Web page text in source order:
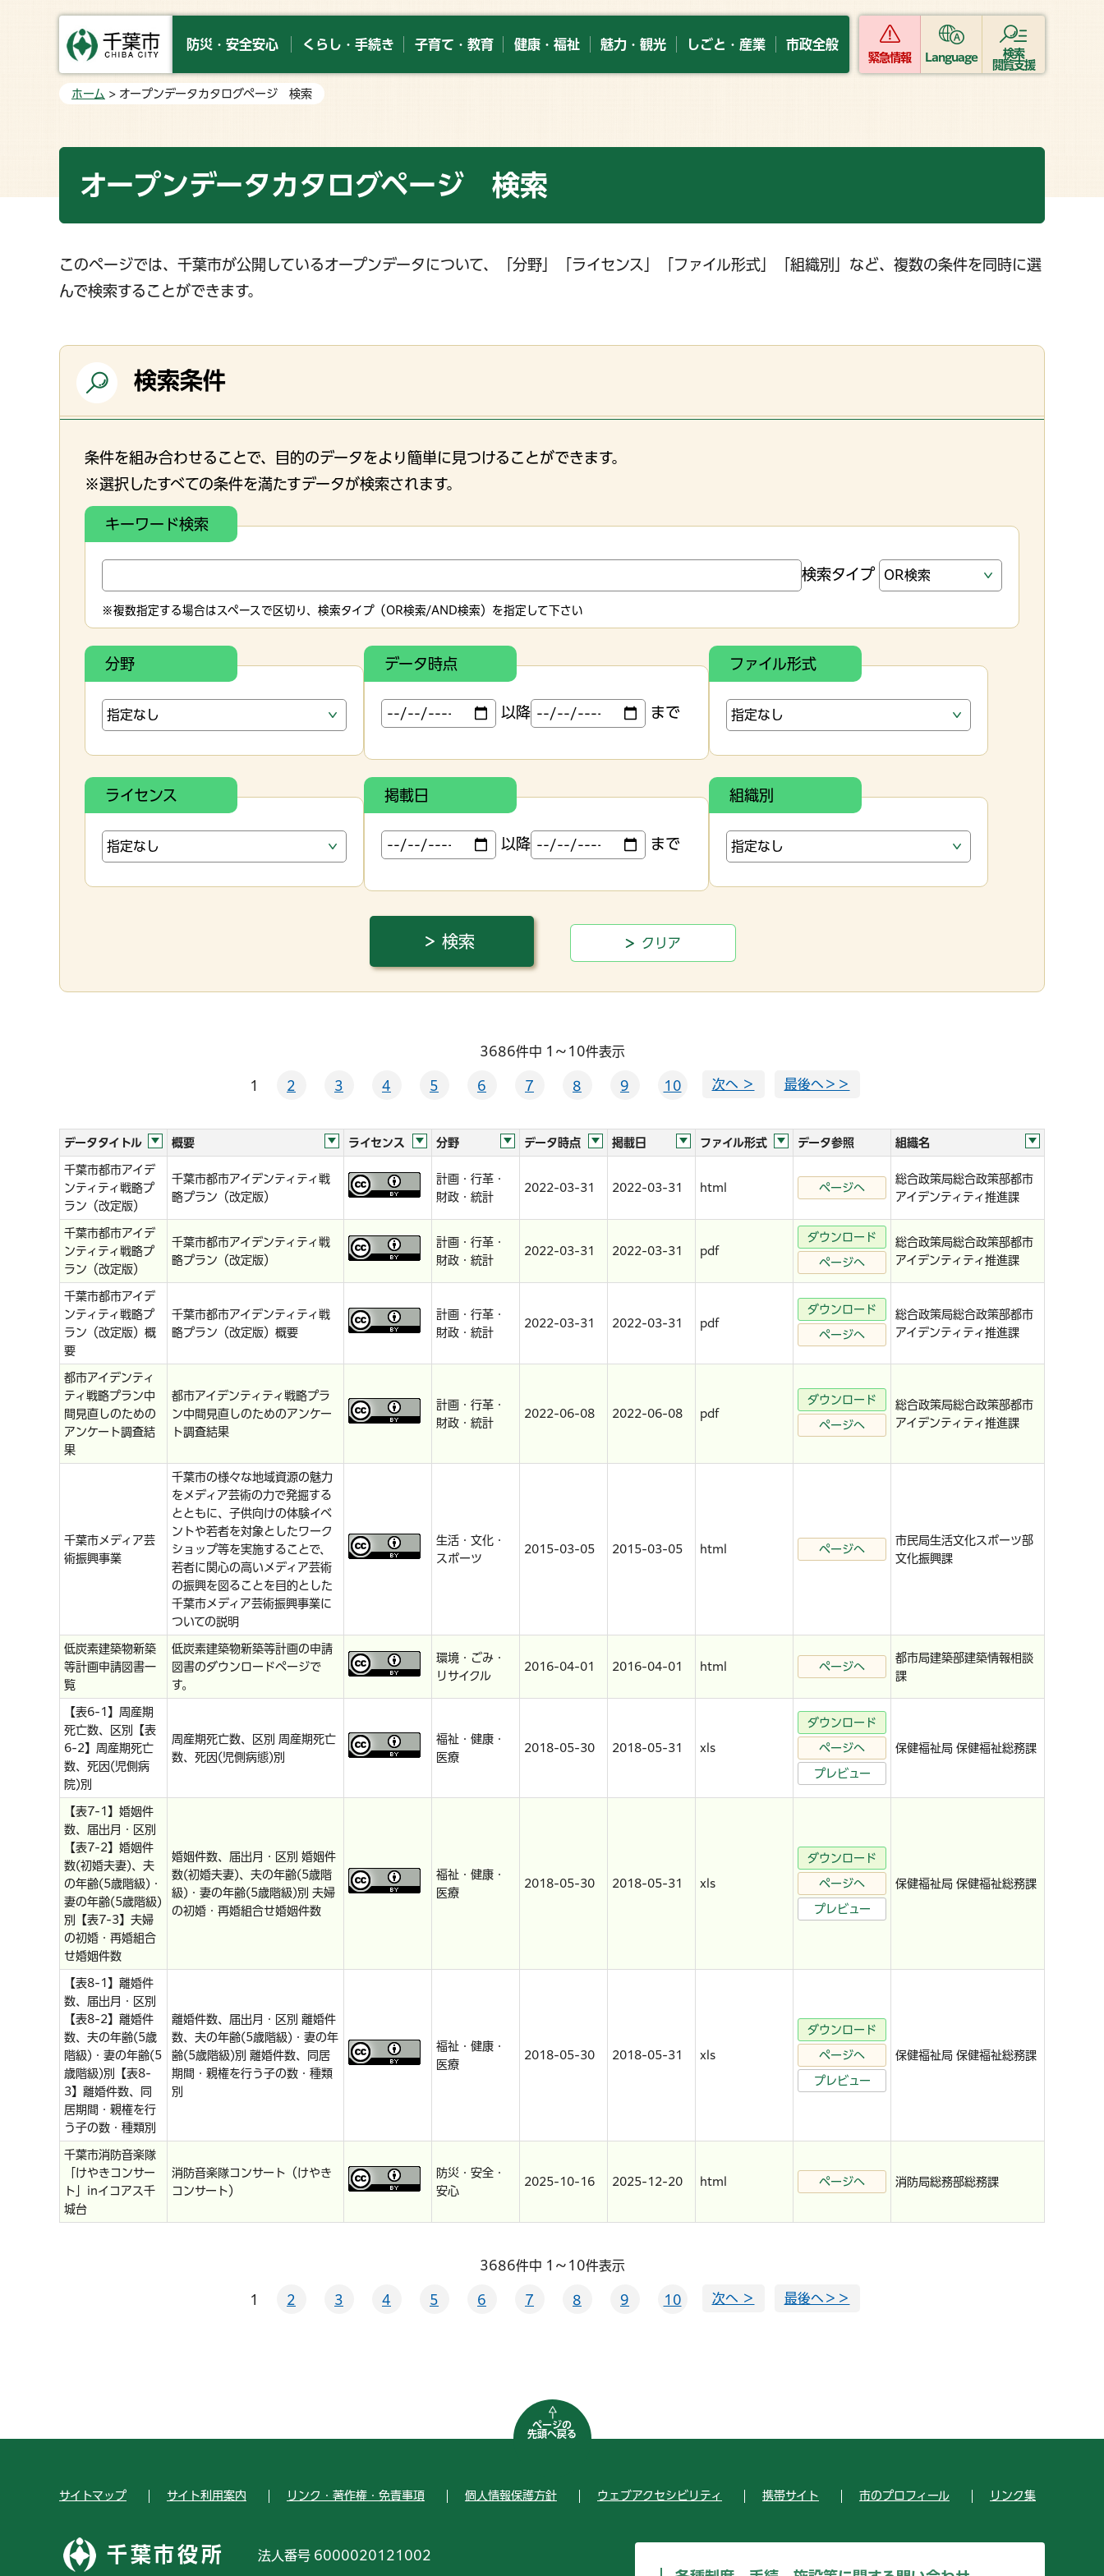
防災・安全安心 くらし・手続き 子育て・教育 健康・福祉 魅力・観光 しごと・産業 市政全般
緊急情報 Language
検索
閲覧支援
ホーム > オープンデータカタログページ 検索
オープンデータカタログページ 検索
このページでは、千葉市が公開しているオープンデータについて、「分野」「ライセンス」「ファイル形式」「組織別」など、複数の条件を同時に選
んで検索することができます。
検索条件
条件を組み合わせることで、目的のデータをより簡単に見つけることができます。
※選択したすべての条件を満たすデータが検索されます。
キーワード検索
検索タイプ
※複数指定する場合はスペースで区切り、検索タイプ（OR検索/AND検索）を指定して下さい
分野 データ時点
以降 まで
ファイル形式
ライセンス 掲載日
以降 まで
組織別
3686件中 1～10件表示
1 2 3 4 5 6 7 8 9 10 次へ ＞ 最後へ＞＞
データタイトル 概要 ライセンス 分野 データ時点 掲載日 ファイル形式 データ参照 組織名
千葉市都市アイデ
ンティティ戦略プ
ラン（改定版）
千葉市都市アイデンティティ戦
略プラン（改定版）
計画・行革・
財政・統計
2022-03-31 2022-03-31 html ページへ
総合政策局総合政策部都市
アイデンティティ推進課
千葉市都市アイデ
ンティティ戦略プ
ラン（改定版）
千葉市都市アイデンティティ戦
略プラン（改定版）
計画・行革・
財政・統計
2022-03-31 2022-03-31 pdf
ダウンロード
ページへ
総合政策局総合政策部都市
アイデンティティ推進課
千葉市都市アイデ
ンティティ戦略プ
ラン（改定版）概
要
千葉市都市アイデンティティ戦
略プラン（改定版）概要
計画・行革・
財政・統計
2022-03-31 2022-03-31 pdf
ダウンロード
ページへ
総合政策局総合政策部都市
アイデンティティ推進課
都市アイデンティ
ティ戦略プラン中
間見直しのための
アンケート調査結
果
都市アイデンティティ戦略プラ
ン中間見直しのためのアンケー
ト調査結果
計画・行革・
財政・統計
2022-06-08 2022-06-08 pdf
ダウンロード
ページへ
総合政策局総合政策部都市
アイデンティティ推進課
千葉市メディア芸
術振興事業
千葉市の様々な地域資源の魅力
をメディア芸術の力で発掘する
とともに、子供向けの体験イベ
ントや若者を対象としたワーク
ショップ等を実施することで、
若者に関心の高いメディア芸術
の振興を図ることを目的とした
千葉市メディア芸術振興事業に
ついての説明
生活・文化・
スポーツ
2015-03-05 2015-03-05 html ページへ
市民局生活文化スポーツ部
文化振興課
低炭素建築物新築
等計画申請図書一
覧
低炭素建築物新築等計画の申請
図書のダウンロードページで
す。
環境・ごみ・
リサイクル
2016-04-01 2016-04-01 html ページへ
都市局建築部建築情報相談
課
【表6-1】周産期
死亡数、区別【表
6-2】周産期死亡
数、死因(児側病
院)別
周産期死亡数、区別 周産期死亡
数、死因(児側病態)別
福祉・健康・
医療
2018-05-30 2018-05-31 xls
ダウンロード
ページへ
プレビュー
保健福祉局 保健福祉総務課
【表7-1】婚姻件
数、届出月・区別
【表7-2】婚姻件
数(初婚夫妻)、夫
の年齢(5歳階級)・
妻の年齢(5歳階級)
別【表7-3】夫婦
の初婚・再婚組合
せ婚姻件数
婚姻件数、届出月・区別 婚姻件
数(初婚夫妻)、夫の年齢(5歳階
級)・妻の年齢(5歳階級)別 夫婦
の初婚・再婚組合せ婚姻件数
福祉・健康・
医療
2018-05-30 2018-05-31 xls
ダウンロード
ページへ
プレビュー
保健福祉局 保健福祉総務課
【表8-1】離婚件
数、届出月・区別
【表8-2】離婚件
数、夫の年齢(5歳
階級)・妻の年齢(5
歳階級)別【表8-
3】離婚件数、同
居期間・親権を行
う子の数・種類別
離婚件数、届出月・区別 離婚件
数、夫の年齢(5歳階級)・妻の年
齢(5歳階級)別 離婚件数、同居
期間・親権を行う子の数・種類
別
福祉・健康・
医療
2018-05-30 2018-05-31 xls
ダウンロード
ページへ
プレビュー
保健福祉局 保健福祉総務課
千葉市消防音楽隊
「けやきコンサー
ト」inイコアス千
城台
消防音楽隊コンサート（けやき
コンサート）
防災・安全・
安心
2025-10-16 2025-12-20 html ページへ 消防局総務部総務課
3686件中 1～10件表示
1 2 3 4 5 6 7 8 9 10 次へ ＞ 最後へ＞＞
ページの
先頭へ戻る
サイトマップ サイト利用案内 リンク・著作権・免責事項 個人情報保護方針 ウェブアクセシビリティ 携帯サイト 市のプロフィール リンク集
千葉市役所 法人番号 6000020121002